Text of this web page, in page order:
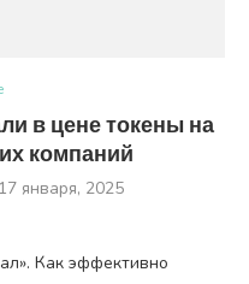
в цене токены на
компаний
17 января, 2025
Как эффективно